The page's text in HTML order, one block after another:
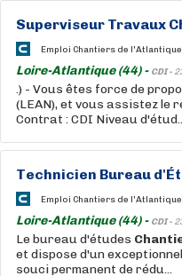
Superviseur Travaux
Emploi Chantiers de l'Atlantique
Loire-Atlantique (44) - CDI -
.) - Vous êtes force de
(LEAN), et vous assistez le
Contrat : CDI Niveau
Technicien Bureau
Emploi Chantiers de l'Atlantique
Loire-Atlantique (44) - CDI -
Le bureau d'études
et dispose d'un
souci permanent de rédu...